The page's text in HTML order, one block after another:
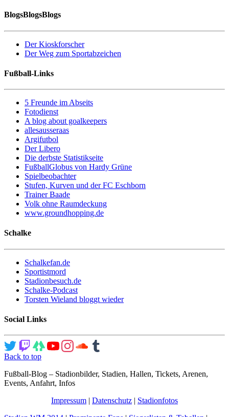
BlogsBlogsBlogs
Der Kioskforscher
Der Weg zum Sportabzeichen
Fußball-Links
5 Freunde im Abseits
Fotodienst
A blog about goalkeepers
allesausseraas
Argifutbol
Der Libero
Die derbste Statistikseite
FußballGlobus von Hardy Grüne
Spielbeobachter
Stufen, Kurven und der FC Eschborn
Trainer Baade
Volk ohne Raumdeckung
www.groundhopping.de
Schalke
Schalkefan.de
Sportistmord
Stadionbesuch.de
Schalke-Podcast
Torsten Wieland bloggt wieder
Social Links
Back to top
Fußball-Blog – Stadionbilder, Stadien, Hallen, Tickets, Arenen,
Events, Anfahrt, Infos
Impressum | Datenschutz | Stadionfotos